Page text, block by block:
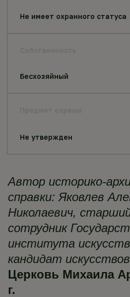
Не имеет охранного статуса
Бесхозяйный
Не утвержден
Автор историко-
справки: Яковлев
Николаевич,
сотрудник
института
кандидат
Церковь Михаила
г.